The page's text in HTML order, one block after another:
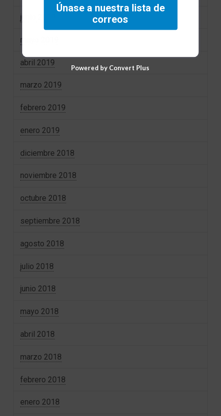
junio 2019
mayo 2019
abril 2019
marzo 2019
febrero 2019
enero 2019
diciembre 2018
noviembre 2018
octubre 2018
septiembre 2018
agosto 2018
julio 2018
junio 2018
mayo 2018
abril 2018
marzo 2018
febrero 2018
enero 2018
Únase a nuestra lista de
correos
Powered by Convert Plus